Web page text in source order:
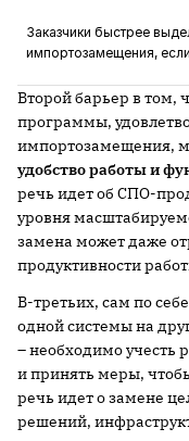
Заказчики быстрее
импортозамещения,
Второй барьер в том,
программы,
импортозамещения,
удобство работы и
речь идет об СПО-
уровня
замена может даже
продуктивности
В-третьих, сам по
одной системы на
– необходимо учесть
и принять меры,
речь идет о замене
решений,